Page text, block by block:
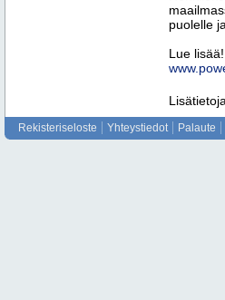
puolelle
Lue lisää!
Rekisteriseloste Yhteystiedot Palaute